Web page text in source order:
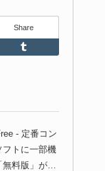
Feedly
Share
- 定番コン
フトに一部機
料版」が登